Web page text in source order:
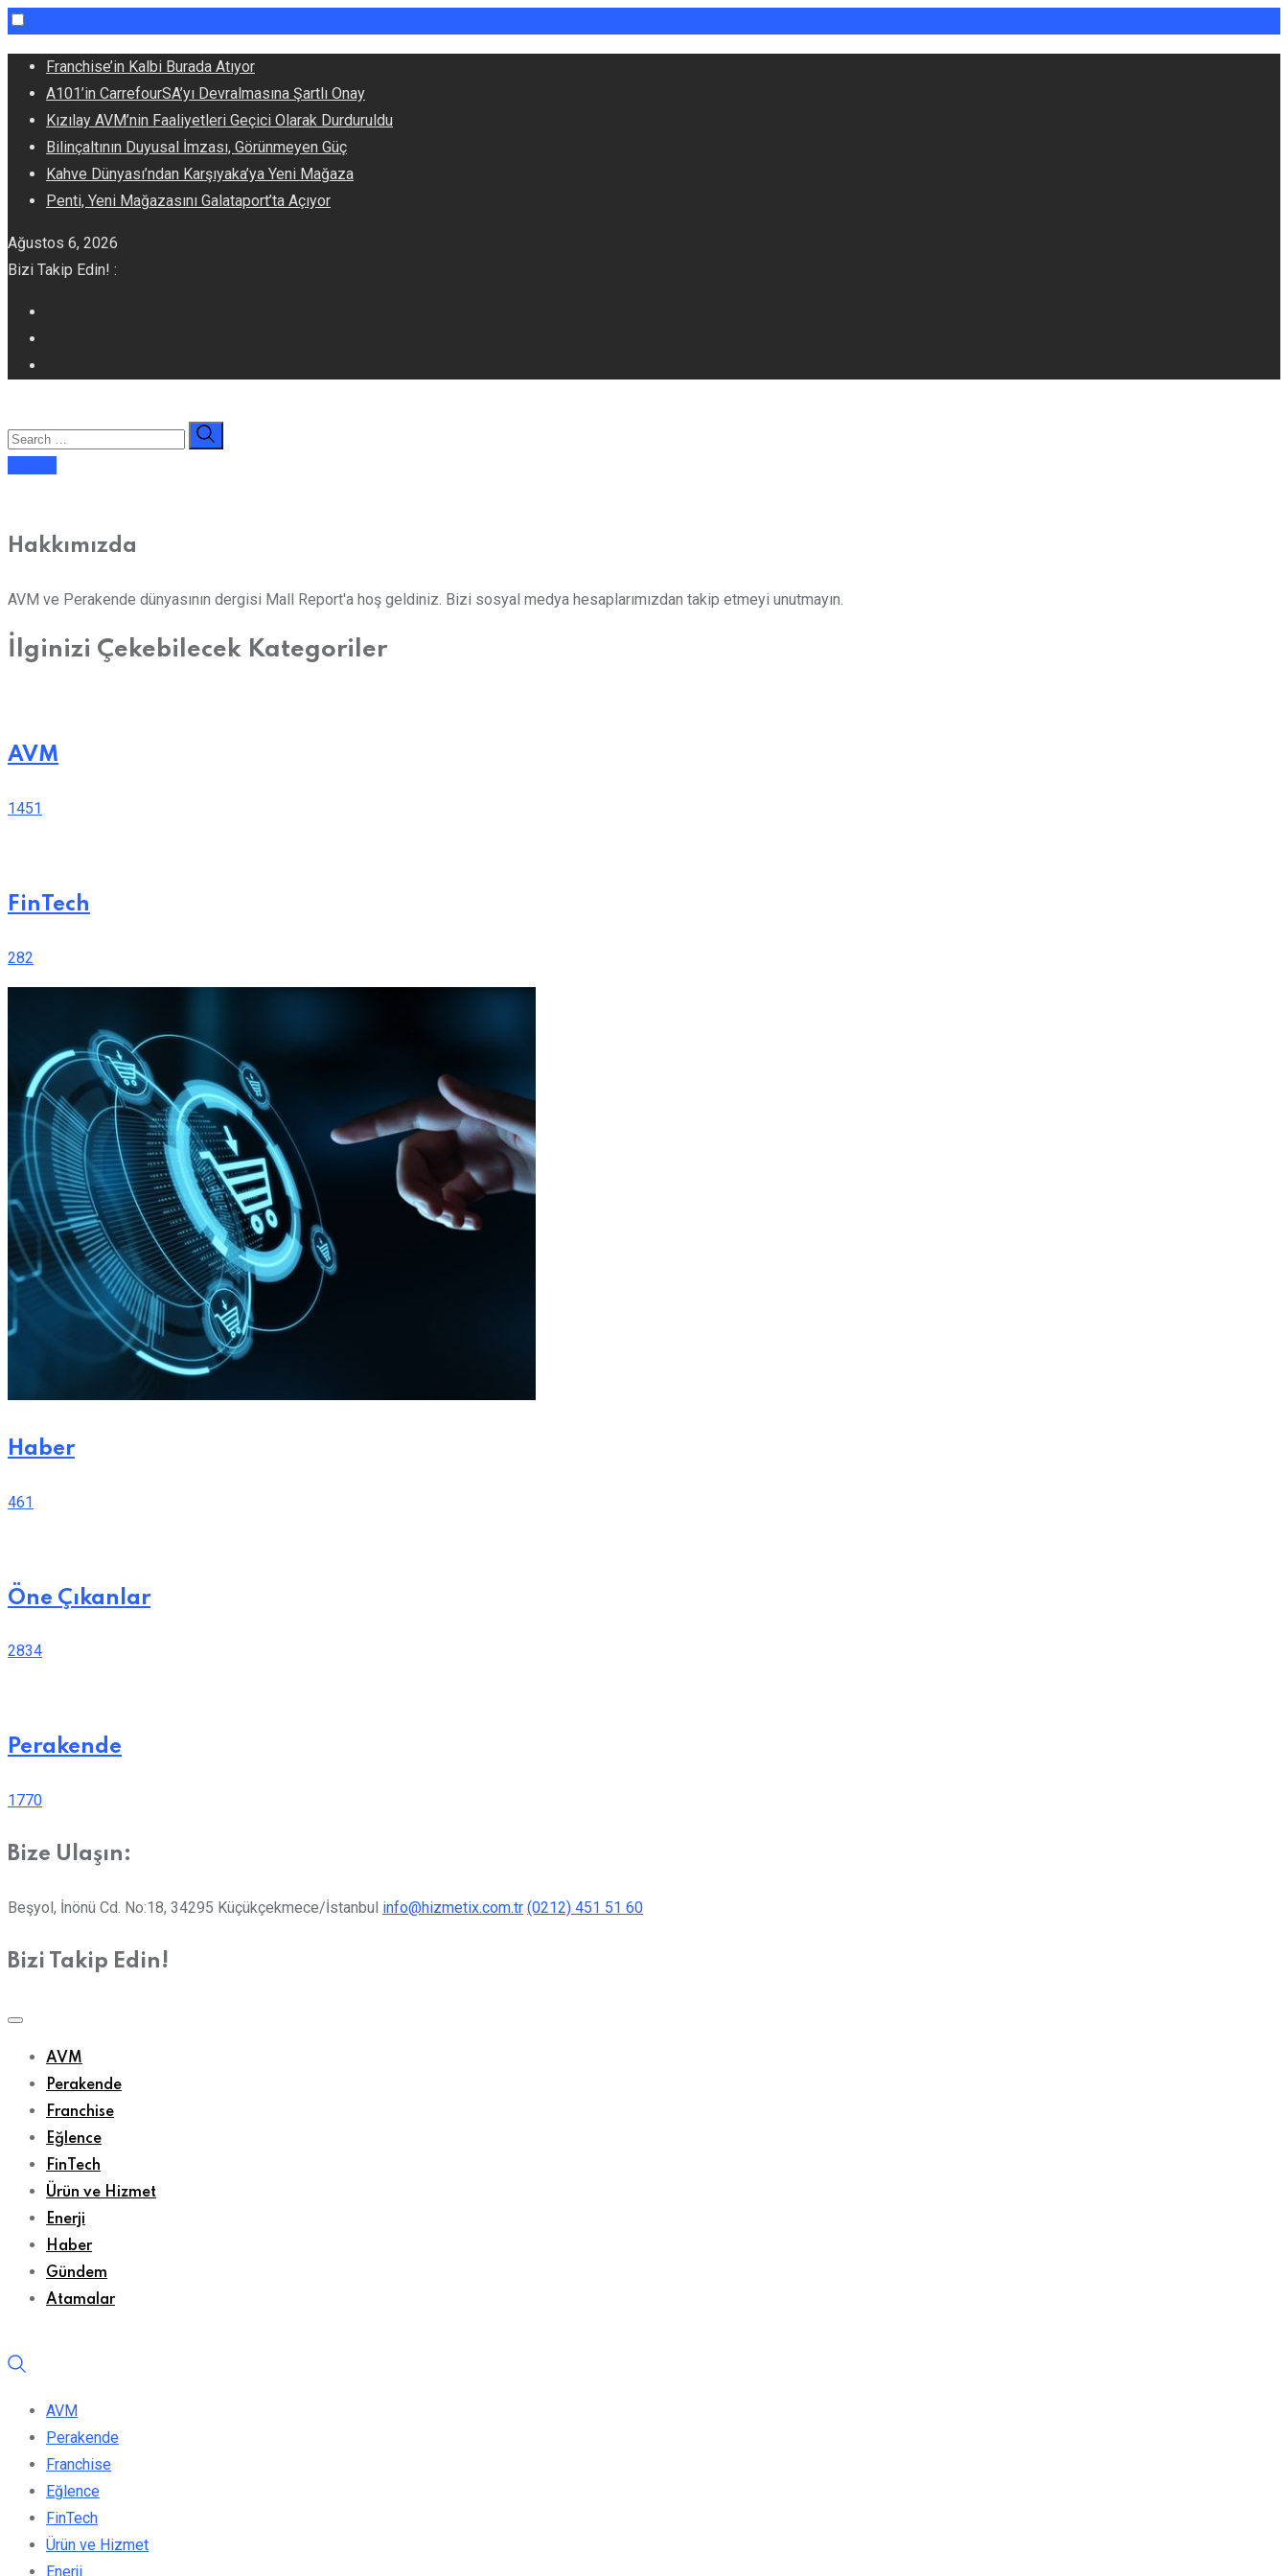
Skip
content
Franchise’in Kalbi Burada Atıyor
A101’in CarrefourSA’yı Devralmasına Şartlı Onay
Kızılay AVM’nin Faaliyetleri Geçici Olarak Durduruldu
Bilinçaltının Duyusal İmzası, Görünmeyen Güç
Kahve Dünyası’ndan Karşıyaka’ya Yeni Mağaza
Penti, Yeni Mağazasını Galataport’ta Açıyor
Ağustos 6, 2026
Bizi Takip Edin! :
Hakkımızda
AVM ve Perakende dünyasının dergisi Mall Report'a hoş geldiniz. Bizi sosyal medya hesaplarımızdan takip etmeyi unutmayın.
İlginizi Çekebilecek Kategoriler
AVM
1451
FinTech
282
Haber
461
Öne Çıkanlar
2834
Perakende
1770
Bize Ulaşın:
Beşyol, İnönü Cd. No:18, 34295 Küçükçekmece/İstanbul info@hizmetix.com.tr (0212) 451 51 60
Bizi Takip Edin!
AVM
Perakende
Franchise
Eğlence
FinTech
Ürün ve Hizmet
Enerji
Haber
Gündem
Atamalar
AVM
Perakende
Franchise
Eğlence
FinTech
Ürün ve Hizmet
Enerji